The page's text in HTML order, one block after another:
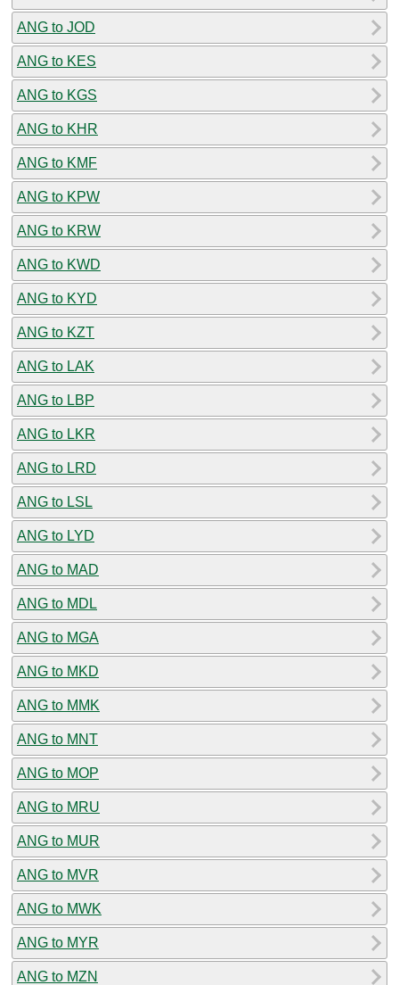
ANG to JOD
ANG to KES
ANG to KGS
ANG to KHR
ANG to KMF
ANG to KPW
ANG to KRW
ANG to KWD
ANG to KYD
ANG to KZT
ANG to LAK
ANG to LBP
ANG to LKR
ANG to LRD
ANG to LSL
ANG to LYD
ANG to MAD
ANG to MDL
ANG to MGA
ANG to MKD
ANG to MMK
ANG to MNT
ANG to MOP
ANG to MRU
ANG to MUR
ANG to MVR
ANG to MWK
ANG to MYR
ANG to MZN